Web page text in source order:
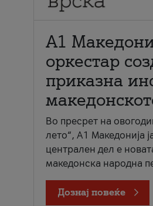
А1
оркестар
приказна
Во пресрет на
лето“, А1 Македонија
централен дел е
македонска народна
Дознај повеќе